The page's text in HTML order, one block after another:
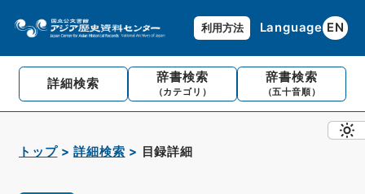
利用方法 Language EN
詳細検索 辞書検索
（カテゴリ）
辞書検索
（五十音順）
トップ 詳細検索 目録詳細